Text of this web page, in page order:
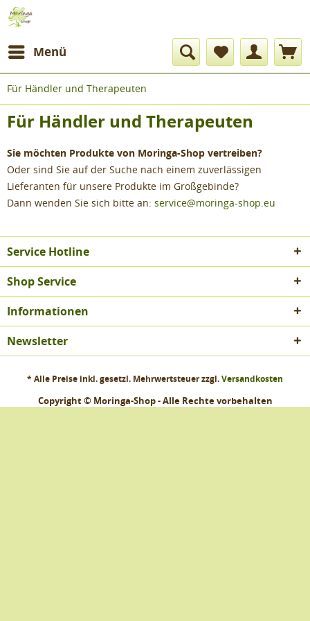
Menü
Für Händler und Therapeuten
Für Händler und Therapeuten
Sie möchten Produkte von Moringa-Shop vertreiben?
Oder sind Sie auf der Suche nach einem zuverlässigen
Lieferanten für unsere Produkte im Großgebinde?
Dann wenden Sie sich bitte an: service@moringa-shop.eu
Service Hotline
Shop Service
Informationen
Newsletter
* Alle Preise inkl. gesetzl. Mehrwertsteuer zzgl.Versandkosten
Copyright © Moringa-Shop - Alle Rechte vorbehalten